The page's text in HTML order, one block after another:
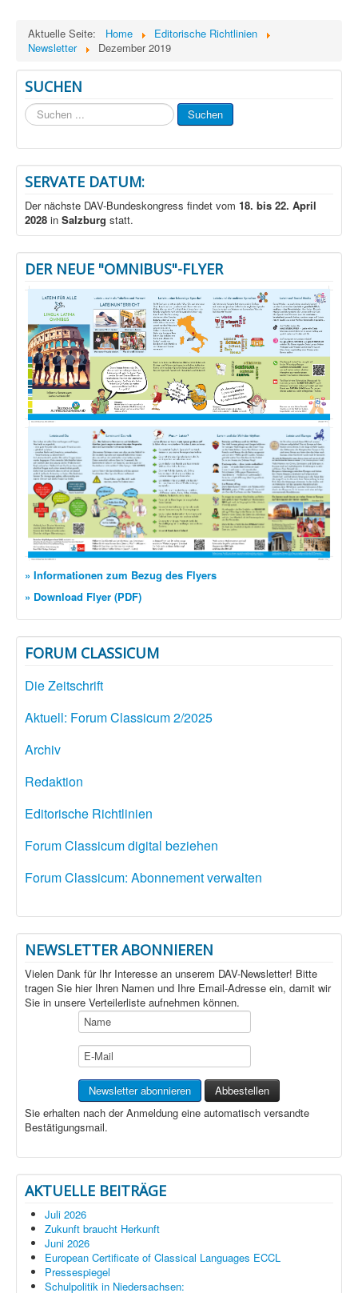
Aktuelle Seite: Home
Editorische Richtlinien
Newsletter
Dezember 2019
SUCHEN
Suchen
...
Suchen
SERVATE DATUM:
Der nächste DAV-Bundeskongress findet vom 18. bis 22. April
2028 in Salzburg statt.
DER NEUE "OMNIBUS"-FLYER
» Informationen zum Bezug des Flyers
» Download Flyer (PDF)
FORUM CLASSICUM
Die Zeitschrift
Aktuell: Forum Classicum 2/2025
Archiv
Redaktion
Editorische Richtlinien
Forum Classicum digital beziehen
Forum Classicum: Abonnement verwalten
NEWSLETTER ABONNIEREN
Vielen Dank für Ihr Interesse an unserem DAV-Newsletter! Bitte
tragen Sie hier Ihren Namen und Ihre Email-Adresse ein, damit wir
Sie in unsere Verteilerliste aufnehmen können.
Sie erhalten nach der Anmeldung eine automatisch versandte
Bestätigungsmail.
AKTUELLE BEITRÄGE
Juli 2026
Zukunft braucht Herkunft
Juni 2026
European Certificate of Classical Languages ECCL
Pressespiegel
Schulpolitik in Niedersachsen: